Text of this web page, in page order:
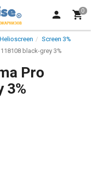
Helioscreen
Screen 3%
black-grey 3%
Pro
3%